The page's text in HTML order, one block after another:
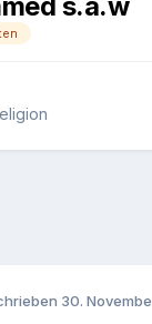
30.